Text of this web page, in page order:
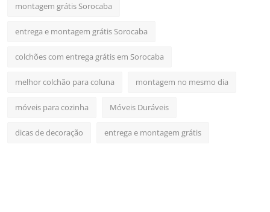
montagem grátis Sorocaba
entrega e montagem grátis Sorocaba
colchões com entrega grátis em Sorocaba
melhor colchão para coluna montagem no mesmo dia
móveis para cozinha Móveis Duráveis
dicas de decoração entrega e montagem grátis